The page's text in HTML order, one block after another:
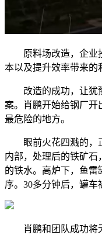
原料场改造，企业投
本以及提升效率带来的
改造的成功，让犹豫
案。肖鹏开始给钢厂开
最危险的地方。
眼前火花四溅的，正
内部，处理后的铁矿
的铁水。高炉下，鱼雷
序。30多分钟后，罐车
肖鹏和团队成功将无